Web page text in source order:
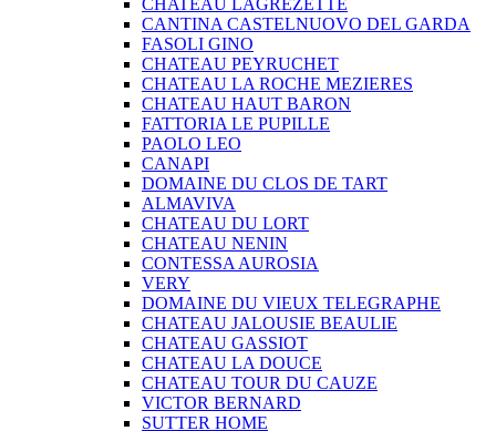
CHATEAU LAGREZETTE
CANTINA CASTELNUOVO DEL GARDA
FASOLI GINO
CHATEAU PEYRUCHET
CHATEAU LA ROCHE MEZIERES
CHATEAU HAUT BARON
FATTORIA LE PUPILLE
PAOLO LEO
CANAPI
DOMAINE DU CLOS DE TART
ALMAVIVA
CHATEAU DU LORT
CHATEAU NENIN
CONTESSA AUROSIA
VERY
DOMAINE DU VIEUX TELEGRAPHE
CHATEAU JALOUSIE BEAULIE
CHATEAU GASSIOT
CHATEAU LA DOUCE
CHATEAU TOUR DU CAUZE
VICTOR BERNARD
SUTTER HOME